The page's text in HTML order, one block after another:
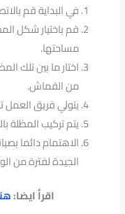
في البداية قم
قم باختيار شكل
مساحتها.
اختار ما بين تلك
من القماش.
يتولي فريق العمل
يتم تركيب المظلة
الاهتمام دائما
الجيدة لفترة من
اقرأ ايضا: